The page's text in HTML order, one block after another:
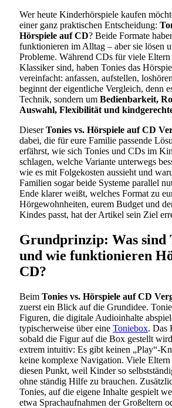
Wer heute Kinderhörspiele kaufen
einer ganz praktischen Entscheidung:
Hörspiele auf CD? Beide Formate
funktionieren im Alltag – aber sie lösen
Probleme. Während CDs für viele
Klassiker sind, haben Tonies das
vereinfacht: anfassen, aufstellen,
beginnt der eigentliche Vergleich, denn
Technik, sondern um Bedienbarkeit,
Auswahl, Flexibilität und
DieserTonies vs. Hörspiele auf CD
dabei, die für eure Familie passende
erfährst, wie sich Tonies und CDs im
schlagen, welche Variante unterwegs
wie es mit Folgekosten aussieht und
Familien sogar beide Systeme parallel
Ende klarer weißt, welches Format zu
Hörgewohnheiten, eurem Budget und
Kindes passt, hat der Artikel sein Ziel
Grundprinzip: Was sind
und wie funktionieren
CD?
Beim Tonies vs. Hörspiele auf CD
zuerst ein Blick auf die Grundidee.
Figuren, die digitale Audioinhalte
typischerweise über eine Toniebox. Das
sobald die Figur auf die Box gestellt
extrem intuitiv: Es gibt keinen „Play“-
keine komplexe Navigation. Viele Eltern
diesen Punkt, weil Kinder so
ohne ständig Hilfe zu brauchen.
Tonies, auf die eigene Inhalte gespielt
etwa Sprachaufnahmen der Großeltern